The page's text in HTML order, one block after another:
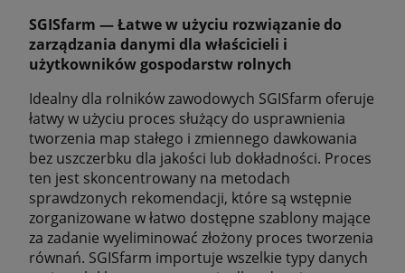
SGISfarm — Łatwe w użyciu rozwiązanie do
zarządzania danymi dla właścicieli i
użytkowników gospodarstw rolnych
Idealny dla rolników zawodowych SGISfarm oferuje
łatwy w użyciu proces służący do usprawnienia
tworzenia map stałego i zmiennego dawkowania
bez uszczerbku dla jakości lub dokładności. Proces
ten jest skoncentrowany na metodach
sprawdzonych rekomendacji, które są wstępnie
zorganizowane w łatwo dostępne szablony mające
za zadanie wyeliminować złożony proces tworzenia
równań. SGISfarm importuje wszelkie typy danych